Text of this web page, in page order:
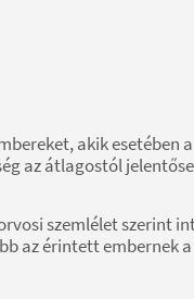
akik
az átlagostól
szemlélet szerint
az érintett